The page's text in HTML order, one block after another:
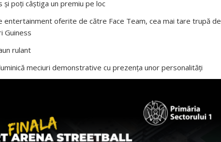
poți câștiga un premiu pe loc
oferite de către Face Team, cea mai tare trupă de
Guiness
rulant
meciuri demonstrative cu prezența unor personalități